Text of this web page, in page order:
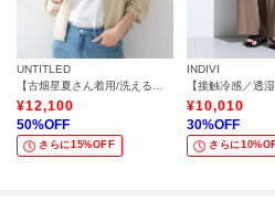
UNTITLED
【古畑星夏さん着用/洗える】シアーブルゾン
¥12,100
50%OFF
さらに15%OFF
INDIVI
¥10,010
30%OFF
さらに